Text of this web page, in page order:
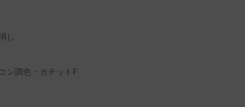
し
ン調色・カチットF